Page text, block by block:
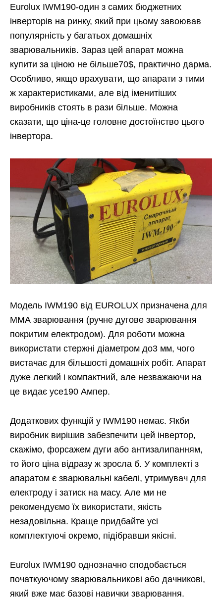
Eurolux IWM190-один з самих бюджетних
інверторів на ринку, який при цьому завоював
популярність у багатьох домашніх
зварювальників. Зараз цей апарат можна
купити за ціною не більше70$, практично дарма.
Особливо, якщо врахувати, що апарати з тими
ж характеристиками, але від іменитіших
виробників стоять в рази більше. Можна
сказати, що ціна-це головне достоїнство цього
інвертора.
Модель IWM190 від EUROLUX призначена для
ММА зварювання (ручне дугове зварювання
покритим електродом). Для роботи можна
використати стержні діаметром до3 мм, чого
вистачає для більшості домашніх робіт. Апарат
дуже легкий і компактний, але незважаючи на
це видає усе190 Ампер.
Додаткових функцій у IWM190 немає. Якби
виробник вирішив забезпечити цей інвертор,
скажімо, форсажем дуги або антизалипанням,
то його ціна відразу ж зросла б. У комплекті з
апаратом є зварювальні кабелі, утримувач для
електроду і затиск на масу. Але ми не
рекомендуємо їх використати, якість
незадовільна. Краще придбайте усі
комплектуючі окремо, підібравши якісні.
Eurolux IWM190 однозначно сподобається
початкуючому зварювальникові або дачникові,
який вже має базові навички зварювання.